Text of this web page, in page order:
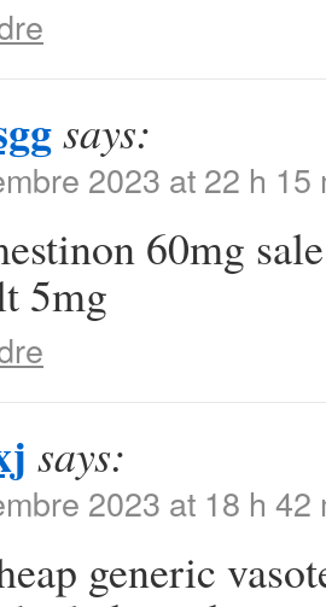
says:
2023 at 22 h 15
60mg
5mg
says:
2023 at 18 h 42
generic